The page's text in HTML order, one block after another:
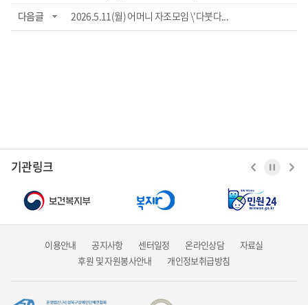
다음글
2026.5.11(월) 어머니 자조모임 \'다붓다...
기관링크
이용안내 공지사항 센터일정 온라인상담
자료실
후원 및 자원봉사안내
개인정보취급방침